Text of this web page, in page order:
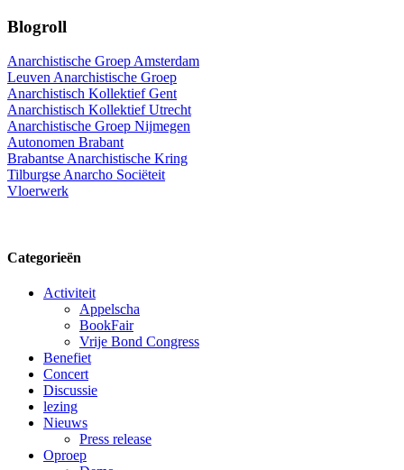
Blogroll
Anarchistische Groep Amsterdam
Leuven Anarchistische Groep
Anarchistisch Kollektief Gent
Anarchistisch Kollektief Utrecht
Anarchistische Groep Nijmegen
Autonomen Brabant
Brabantse Anarchistische Kring
Tilburgse Anarcho Sociëteit
Vloerwerk
Categorieën
Activiteit
Appelscha
BookFair
Vrije Bond Congress
Benefiet
Concert
Discussie
lezing
Nieuws
Press release
Oproep